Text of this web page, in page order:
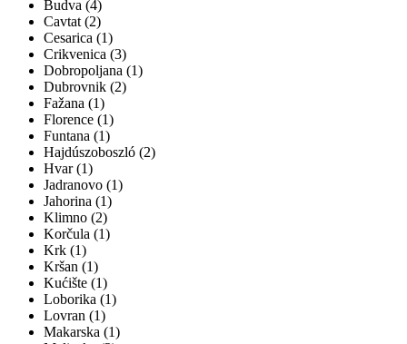
Budva (4)
Cavtat (2)
Cesarica (1)
Crikvenica (3)
Dobropoljana (1)
Dubrovnik (2)
Fažana (1)
Florence (1)
Funtana (1)
Hajdúszoboszló (2)
Hvar (1)
Jadranovo (1)
Jahorina (1)
Klimno (2)
Korčula (1)
Krk (1)
Kršan (1)
Kućište (1)
Loborika (1)
Lovran (1)
Makarska (1)